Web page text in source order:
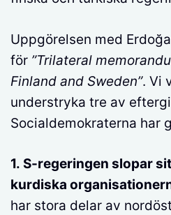
Uppgörelsen med
för ”Trilateral
Finland and Sweden”. Vi
understryka tre av
Socialdemokraterna har
1. S-regeringen slopar
kurdiska
har stora delar av